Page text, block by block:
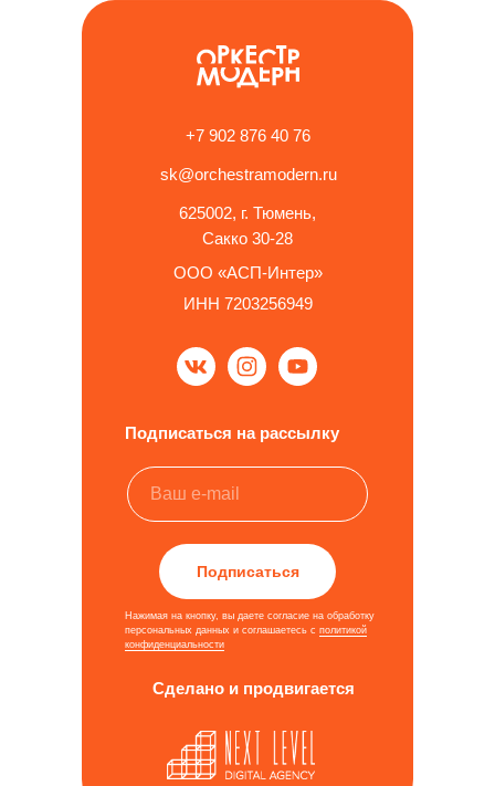
ООО «АСП-Интер»
ИНН 7203256949
sk@orchestramodern.ru
+7 902 876 40 76
625002, г. Тюмень,
Сакко 30-28
Подписаться
Подписаться на рассылку
Сделано и продвигается
Нажимая на кнопку, вы даете согласие на обработку
персональных данных и соглашаетесь c политикой
конфиденциальности